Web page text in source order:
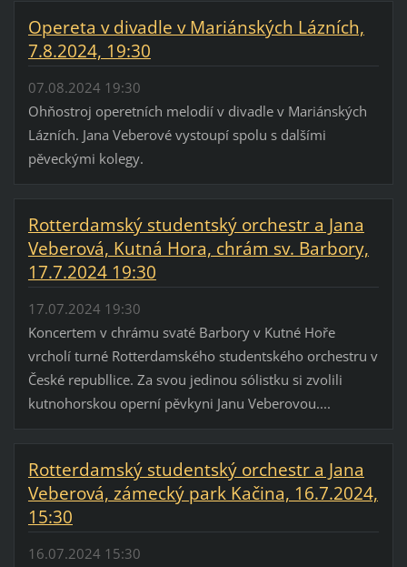
Opereta v divadle v Mariánských Lázních,
7.8.2024, 19:30
07.08.2024 19:30
Ohňostroj operetních melodií v divadle v Mariánských
Lázních. Jana Veberové vystoupí spolu s dalšími
pěveckými kolegy.
Rotterdamský studentský orchestr a Jana
Veberová, Kutná Hora, chrám sv. Barbory,
17.7.2024 19:30
17.07.2024 19:30
Koncertem v chrámu svaté Barbory v Kutné Hoře
vrcholí turné Rotterdamského studentského orchestru v
České republlice. Za svou jedinou sólistku si zvolili
kutnohorskou operní pěvkyni Janu Veberovou....
Rotterdamský studentský orchestr a Jana
Veberová, zámecký park Kačina, 16.7.2024,
15:30
16.07.2024 15:30